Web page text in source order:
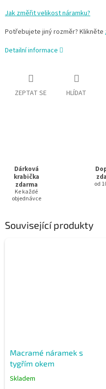
Jak změřit velikost náramku?
Potřebujete jiný rozměr? Klikněte
Detailní informace
ZEPTAT SE HLÍDAT
Dárková
krabička
zdarma
Ke každé
objednávce
od
Související produkty
Macramé náramek s
tygřím okem
Skladem